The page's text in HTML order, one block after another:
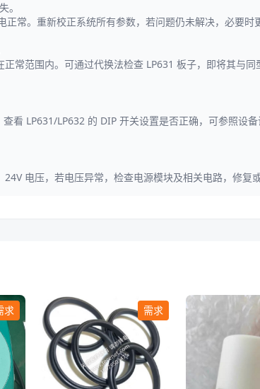
。
常。重新校正系统所有参数，若问题仍未解决，必要时
常范围内。可通过代换法检查 LP631 板子，即将其与
看 LP631/LP632 的 DIP 开关设置是否正确，可参照设
电压，若电压异常，检查电源模块及相关电路，修复
求 需求